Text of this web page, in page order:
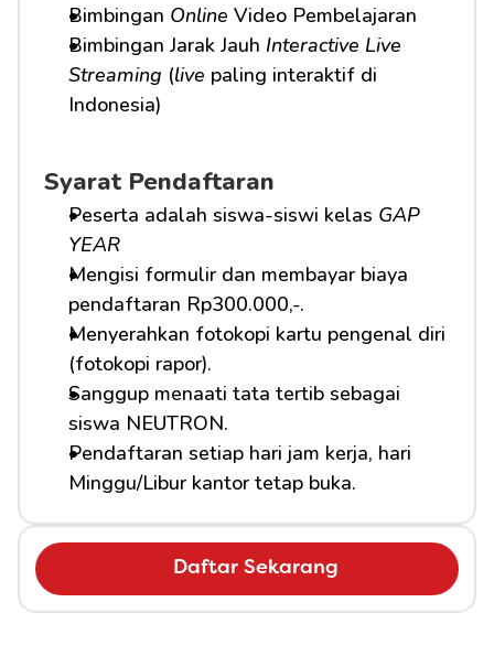
Daftar Sekarang
Bimbingan Online Video Pembelajaran
Bimbingan Jarak Jauh Interactive Live
Streaming (live paling interaktif di
Indonesia)
Syarat Pendaftaran
Peserta adalah siswa-siswi kelas GAP
YEAR
Mengisi formulir dan membayar biaya
pendaftaran Rp300.000,-.
Menyerahkan fotokopi kartu pengenal diri
(fotokopi rapor).
Sanggup menaati tata tertib sebagai
siswa NEUTRON.
Pendaftaran setiap hari jam kerja, hari
Minggu/Libur kantor tetap buka.